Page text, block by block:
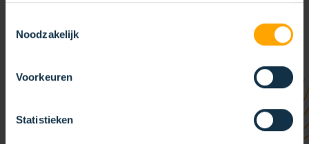
Noodzakelijk
Voorkeuren
Statistieken
verkooppartners bedienen wij snel en efficiënt alle KOTI-